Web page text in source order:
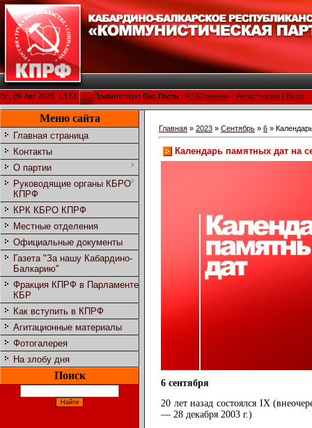
Вс, 09 Авг 2026, 13:51 Приветствую Вас Гость RSSГлавная Регистрация Вход
Меню сайта
Главная страница
Контакты
О партии
Руководящие органы КБРО
КПРФ
КРК КБРО КПРФ
Местные отделения
Официальные документы
Газета "За нашу Кабардино-
Балкарию"
Фракция КПРФ в Парламенте
КБР
Как вступить в КПРФ
Агитационные материалы
Фотогалерея
На злобу дня
Поиск
Главная » 2023 » Сентябрь » 6 »
Календарь памятных дат на
6 сентября
20 лет назад состоялся IХ
— 28 декабря 2003 г.)